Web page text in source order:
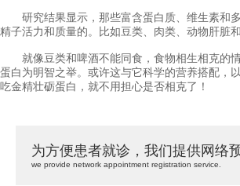
研究结果显示，那些富含蛋白质、维生素和
精子活力和质量的。比如豆类、肉类、动物肝脏
就像豆类和啤酒不能同食，食物相生相克的
蛋白为明智之举。或许这与它科学的营养搭配，
吃金精壮砺蛋白，就不用担心是否相克了！
为方便患者就诊，我们提供网络
we provide network appointment registration service.